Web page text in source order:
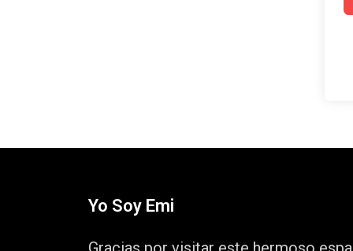
Yo Soy Emi